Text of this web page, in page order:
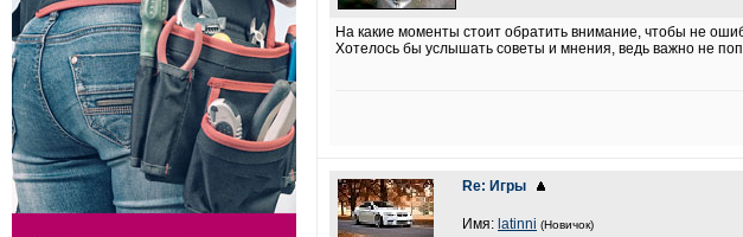
На какие моменты стоит обратить внимание, чтобы не
Хотелось бы услышать советы и мнения, ведь важно не
Re: Игры
Имя: latinni (Новичок)